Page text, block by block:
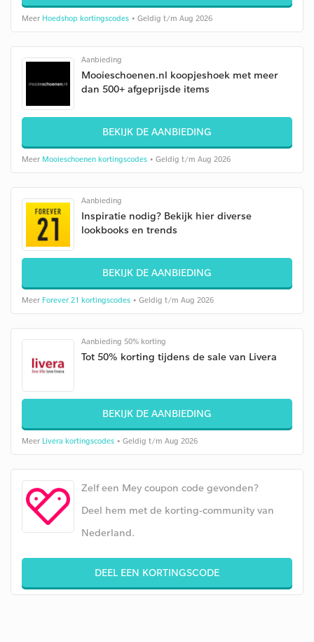
Meer Hoedshop kortingscodes • Geldig t/m Aug 2026
Aanbieding
Mooieschoenen.nl koopjeshoek met meer
dan 500+ afgeprijsde items
BEKIJK DE AANBIEDING
Meer Mooieschoenen kortingscodes • Geldig t/m Aug 2026
Aanbieding
Inspiratie nodig? Bekijk hier diverse
lookbooks en trends
BEKIJK DE AANBIEDING
Meer Forever 21 kortingscodes • Geldig t/m Aug 2026
Aanbieding 50% korting
Tot 50% korting tijdens de sale van Livera
BEKIJK DE AANBIEDING
Meer Livera kortingscodes • Geldig t/m Aug 2026
Zelf een Mey coupon code gevonden?
Deel hem met de korting-community van
Nederland.
DEEL EEN KORTINGSCODE